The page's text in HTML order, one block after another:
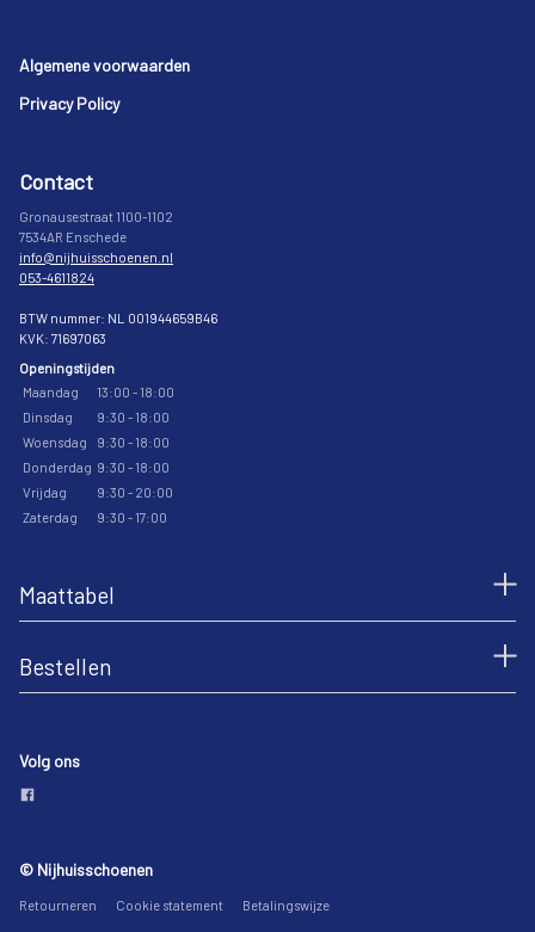
Footer
Algemene voorwaarden
Privacy Policy
Contact
Gronausestraat 1100-1102
7534AR Enschede
info@nijhuisschoenen.nl
053-4611824
BTW nummer: NL 001944659B46
KVK: 71697063
Openingstijden
Maandag
13:00 - 18:00
Dinsdag
9:30 - 18:00
Woensdag
9:30 - 18:00
Donderdag 9:30 - 18:00
Vrijdag
9:30 - 20:00
Zaterdag
9:30 - 17:00
Maattabel
Bestellen
Volg ons
© Nijhuisschoenen
Retourneren Cookie statement Betalingswijze